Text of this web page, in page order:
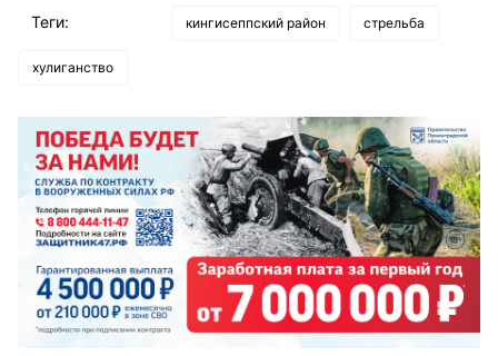
Теги: кингисеппский район стрельба
хулиганство